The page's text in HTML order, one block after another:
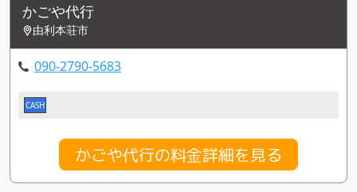
かごや代行
由利本荘市
090-2790-5683
CASH
かごや代行の料金詳細を見る